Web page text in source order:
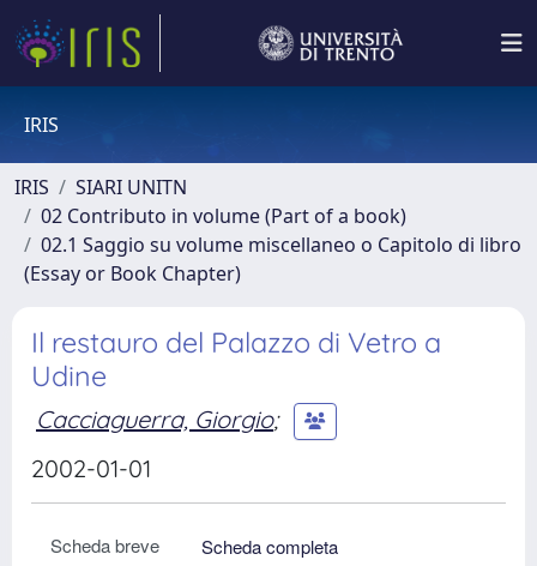
IRIS
IRIS
SIARI UNITN
02 Contributo in volume (Part of a book)
02.1 Saggio su volume miscellaneo o Capitolo di libro
(Essay or Book Chapter)
Il restauro del Palazzo di Vetro a
Udine
Cacciaguerra, Giorgio;
2002-01-01
Scheda breve
Scheda completa